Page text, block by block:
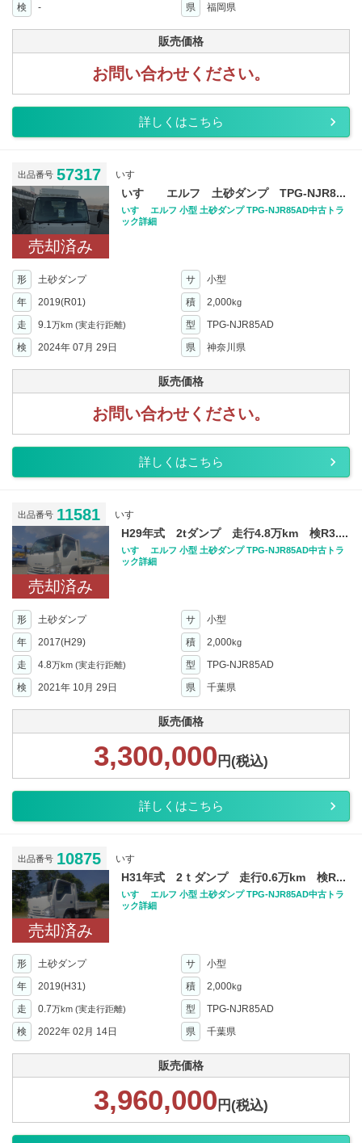
検
- 県 福岡県
販売価格
お問い合わせください。
詳しくはこちら
出品番号 57317 いすゞ
売却済み
いすゞ エルフ 土砂ダンプ TPG-NJR8...
いすゞ エルフ 小型 土砂ダンプ TPG-NJR85AD中古トラ
ック詳細
形 土砂ダンプ サ
小型
年
2019(R01) 積 2,000kg
走 9.1万km (実走行距離) 型
TPG-NJR85AD
検
2024年 07月 29日 県 神奈川県
販売価格
お問い合わせください。
詳しくはこちら
出品番号 11581 いすゞ
売却済み
H29年式 2tダンプ 走行4.8万km 検R3....
いすゞ エルフ 小型 土砂ダンプ TPG-NJR85AD中古トラ
ック詳細
形 土砂ダンプ サ
小型
年
2017(H29) 積 2,000kg
走 4.8万km (実走行距離) 型
TPG-NJR85AD
検
2021年 10月 29日 県 千葉県
販売価格
3,300,000 円(税込)
詳しくはこちら
出品番号 10875 いすゞ
売却済み
H31年式 2ｔダンプ 走行0.6万km 検R...
いすゞ エルフ 小型 土砂ダンプ TPG-NJR85AD中古トラ
ック詳細
形 土砂ダンプ サ
小型
年
2019(H31) 積 2,000kg
走 0.7万km (実走行距離) 型
TPG-NJR85AD
検
2022年 02月 14日 県 千葉県
販売価格
3,960,000 円(税込)